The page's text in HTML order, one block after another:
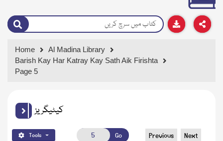
Home
Al Madina Library
Barish Kay Har Katray Kay Sath Aik Firishta
Page 5
کیٹیگریز
Tools Go Previous Next